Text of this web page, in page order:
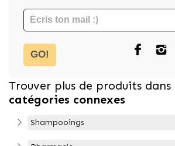
GO!
Trouver plus de produits dans
catégories connexes
Shampooings